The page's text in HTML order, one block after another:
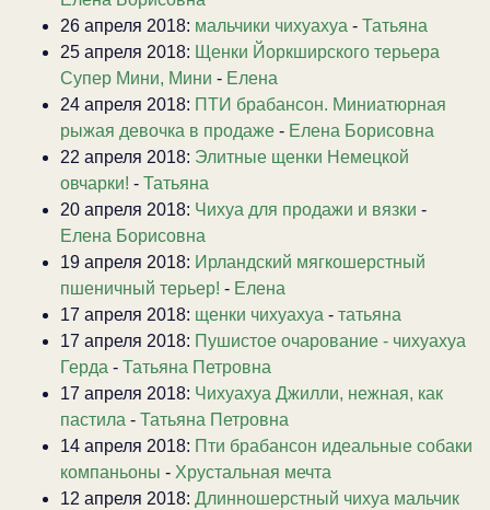
26 апреля 2018: мальчики чихуахуа - Татьяна
25 апреля 2018: Щенки Йоркширского терьера
Супер Мини, Мини - Елена
24 апреля 2018: ПТИ брабансон. Миниатюрная
рыжая девочка в продаже - Елена Борисовна
22 апреля 2018: Элитные щенки Немецкой
овчарки! - Татьяна
20 апреля 2018: Чихуа для продажи и вязки -
Елена Борисовна
19 апреля 2018: Ирландский мягкошерстный
пшеничный терьер! - Елена
17 апреля 2018: щенки чихуахуа - татьяна
17 апреля 2018: Пушистое очарование - чихуахуа
Герда - Татьяна Петровна
17 апреля 2018: Чихуахуа Джилли, нежная, как
пастила - Татьяна Петровна
14 апреля 2018: Пти брабансон идеальные собаки
компаньоны - Хрустальная мечта
12 апреля 2018: Длинношерстный чихуа мальчик